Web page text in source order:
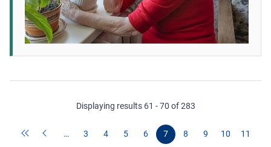
Displaying results 61 - 70 of 283
… 3 4 5 6 7 8 9 10
11